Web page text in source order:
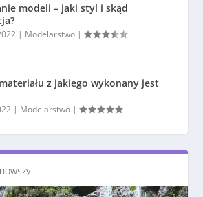
modeli – jaki styl i skąd
| Modelarstwo |
z jakiego wykonany jest
| Modelarstwo |